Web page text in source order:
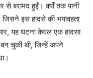
बरामद हुईं। वर्षों तक पानी
इस हादसे की भयावहता
यह घटना केवल एक हादसा
बन चुकी थी, जिन्हें अपने